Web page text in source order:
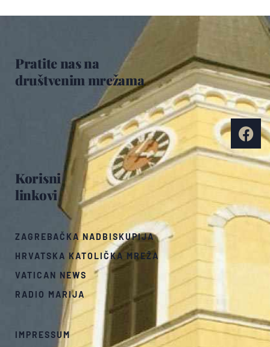
Korisni
linkovi
ZAGREBAČKA NADBISKUPIJA
HRVATSKA KATOLIČKA MREŽA
VATICAN NEWS
RADIO MARIJA
IMPRESSUM
Pratite nas na
društvenim mrežama